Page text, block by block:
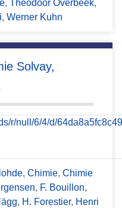
, Theodoor Overbeek,
, Werner Kuhn
Solvay,
, Chimie, Chimie
, F. Bouillon,
, H. Forestier, Henri